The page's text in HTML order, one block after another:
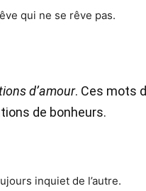
qui ne se rêve pas.
d’amour. Ces mots
de bonheurs.
inquiet de l’autre.